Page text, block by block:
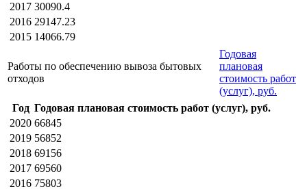
2017 30090.4
2016 29147.23
2015 14066.79
Работы по обеспечению вывоза бытовых
отходов
Годовая
плановая
стоимость работ
(услуг), руб.
Год Годовая плановая стоимость работ (услуг), руб.
2020 66845
2019 56852
2018 69156
2017 69560
2016 75803